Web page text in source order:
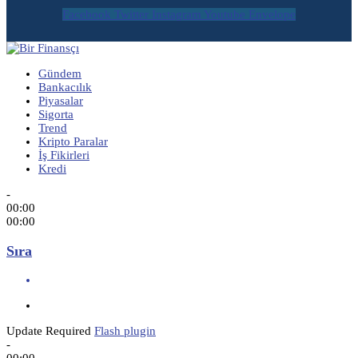
Facebook Twitter Instagram Youtube Envelope
Gündem
Bankacılık
Piyasalar
Sigorta
Trend
Kripto Paralar
İş Fikirleri
Kredi
-
00:00
00:00
Sıra
Update Required Flash plugin
-